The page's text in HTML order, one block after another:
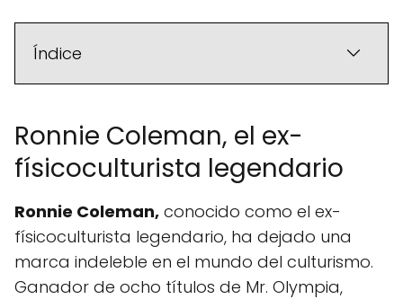
Índice
Ronnie Coleman, el ex-
físicoculturista legendario
Ronnie Coleman, conocido como el ex-
físicoculturista legendario, ha dejado una
marca indeleble en el mundo del culturismo.
Ganador de ocho títulos de Mr. Olympia,